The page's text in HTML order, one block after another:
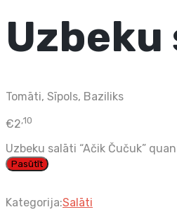
Uzbeku
Tomāti, Sīpols, Baziliks
€2,10
Uzbeku salāti “Ačik Čučuk”
Pasūtīt
Kategorija:Salāti